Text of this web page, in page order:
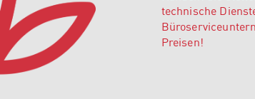
technische
Preisen!